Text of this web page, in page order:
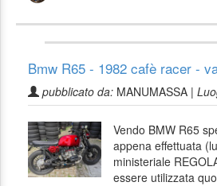
Bmw R65 - 1982 cafè racer -
pubblicato da: MANUMASSA |
Vendo BMW R65
appena effettuata
ministeriale
essere utilizzata